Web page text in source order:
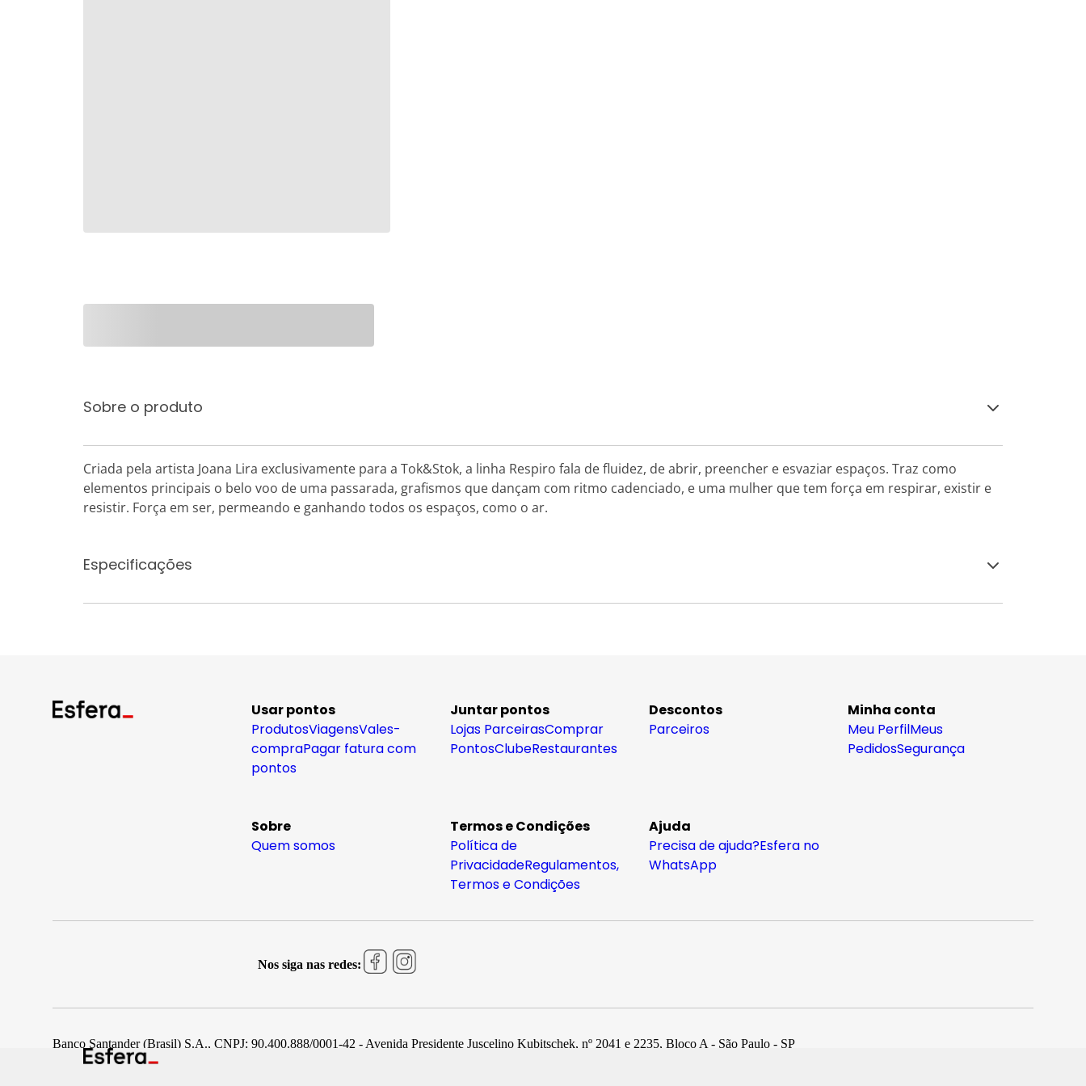
Sobre o produto
Criada pela artista Joana Lira exclusivamente para a Tok&Stok, a linha Respiro fala de fluidez, de abrir, preencher e esvaziar espaços. Traz como
elementos principais o belo voo de uma passarada, grafismos que dançam com ritmo cadenciado, e uma mulher que tem força em respirar, existir e
resistir. Força em ser, permeando e ganhando todos os espaços, como o ar.
Especificações
Usar pontos
ProdutosViagensVales-
compraPagar fatura com
pontos
Juntar pontos
Lojas ParceirasComprar
PontosClubeRestaurantes
Descontos
Parceiros
Minha conta
Meu PerfilMeus
PedidosSegurança
Sobre
Quem somos
Termos e Condições
Política de
PrivacidadeRegulamentos,
Termos e Condições
Ajuda
Precisa de ajuda?Esfera no
WhatsApp
Nos siga nas redes:
Banco Santander (Brasil) S.A., CNPJ: 90.400.888/0001-42 - Avenida Presidente Juscelino Kubitschek, nº 2041 e 2235, Bloco A - São Paulo - SP